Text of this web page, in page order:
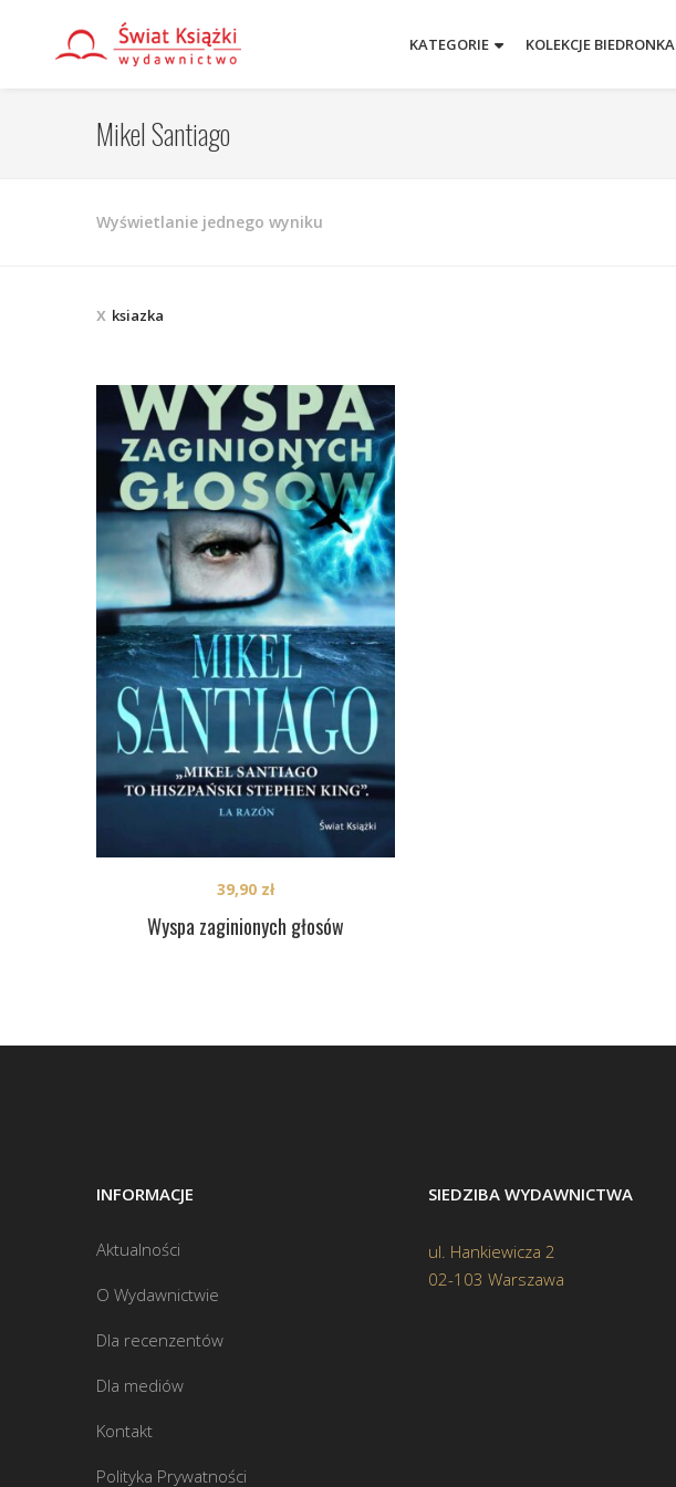
KATEGORIE KOLEKCJE BIEDRONKA
Mikel Santiago
Wyświetlanie jednego wyniku
ksiazka
Wyspa zaginionych głosów
39,90 zł
INFORMACJE
Aktualności
O Wydawnictwie
Dla recenzentów
Dla mediów
Kontakt
Polityka Prywatności
SIEDZIBA WYDAWNICTWA
ul. Hankiewicza 2
02-103 Warszawa